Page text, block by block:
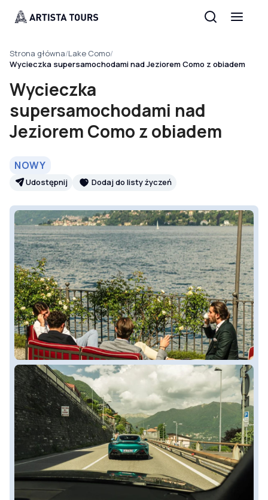
Strona główna/Lake Como/
Wycieczka supersamochodami nad Jeziorem Como z obiadem
Wycieczka
supersamochodami nad
Jeziorem Como z obiadem
NOWY
Udostępnij Dodaj do listy życzeń